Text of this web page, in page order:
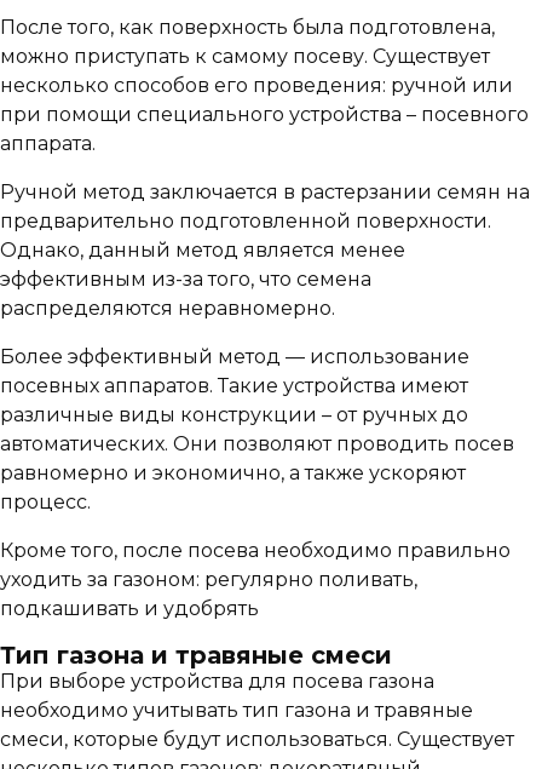
После того, как поверхность была подготовлена,
можно приступать к самому посеву. Существует
несколько способов его проведения: ручной или
при помощи специального устройства – посевного
аппарата.
Ручной метод заключается в растерзании семян на
предварительно подготовленной поверхности.
Однако, данный метод является менее
эффективным из-за того, что семена
распределяются неравномерно.
Более эффективный метод — использование
посевных аппаратов. Такие устройства имеют
различные виды конструкции – от ручных до
автоматических. Они позволяют проводить посев
равномерно и экономично, а также ускоряют
процесс.
Кроме того, после посева необходимо правильно
уходить за газоном: регулярно поливать,
подкашивать и удобрять
Тип газона и травяные смеси
При выборе устройства для посева газона
необходимо учитывать тип газона и травяные
смеси, которые будут использоваться. Существует